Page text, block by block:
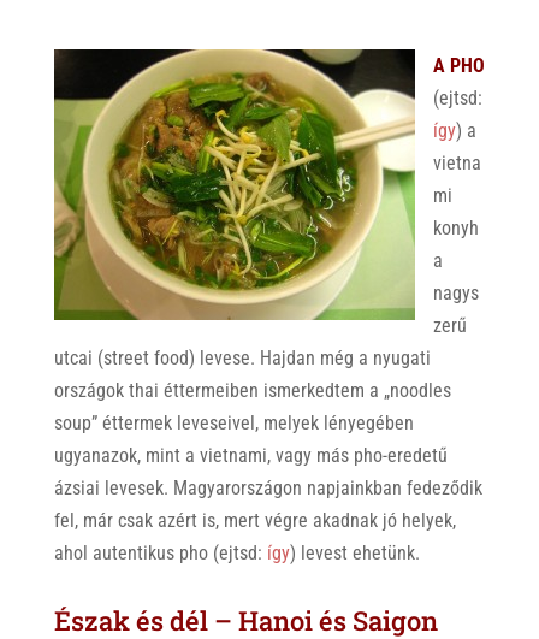
A PHO
(ejtsd:
így) a
vietna
mi
konyh
a
nagys
zerű
utcai (street food) levese. Hajdan még a nyugati
országok thai éttermeiben ismerkedtem a „noodles
soup” éttermek leveseivel, melyek lényegében
ugyanazok, mint a vietnami, vagy más pho-eredetű
ázsiai levesek. Magyarországon napjainkban fedeződik
fel, már csak azért is, mert végre akadnak jó helyek,
ahol autentikus pho (ejtsd: így) levest ehetünk.
Észak és dél – Hanoi és Saigon